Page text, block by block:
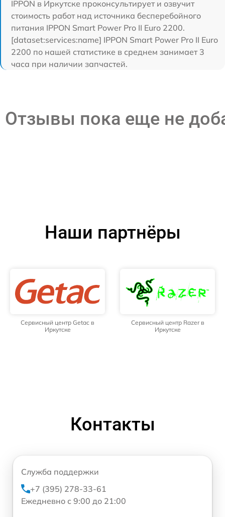
IPPON в Иркутске проконсультирует и озвучит
стоимость работ над источника бесперебойного
питания IPPON Smart Power Pro II Euro 2200.
[dataset:services:name] IPPON Smart Power Pro II Euro
2200 по нашей статистике в среднем занимает 3
часа при наличии запчастей.
Отзывы пока еще не
Наши партнёры
Сервисный центр Getac в
Иркутске
Сервисный центр Razer в
Иркутске
Контакты
Служба поддержки
+7 (395) 278-33-61
Ежедневно с 9:00 до 21:00